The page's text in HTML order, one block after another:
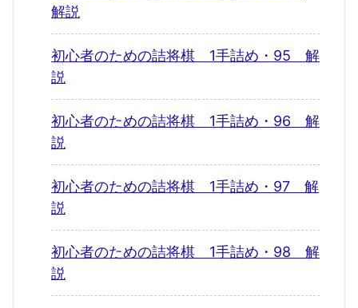
解説
初心者のための詰将棋 1手詰め・95 解
説
初心者のための詰将棋 1手詰め・96 解
説
初心者のための詰将棋 1手詰め・97 解
説
初心者のための詰将棋 1手詰め・98 解
説